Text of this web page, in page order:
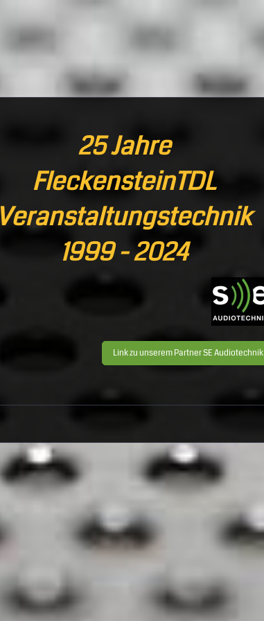
25 Jahre
FleckensteinTDL
Veranstaltungstechnik
1999 - 2024
Link zu unserem Partner SE Audiotechnik